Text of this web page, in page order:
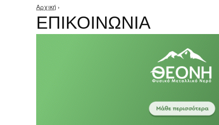
Είστε εδώ
Αρχική ›
ΕΠΙΚΟΙΝΩΝΙΑ